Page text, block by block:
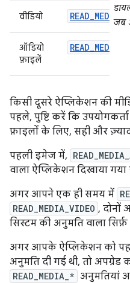
जब
वीडियो
ऑडियो
फ़ाइलें
किसी दूसरे ऐप्लिकेशन की
पहले, पुष्टि करें कि
फ़ाइलों के लिए, सही और
पहली इमेज में,
वाला ऐप्लिकेशन दिखाया गया
अगर आपने एक ही समय में
READ_MEDIA_VIDEO , दोनों
सिस्टम की अनुमति वाला
अगर आपके ऐप्लिकेशन को
अनुमति दी गई थी, तो अपग्रेड
READ_MEDIA_* अनुमतियां